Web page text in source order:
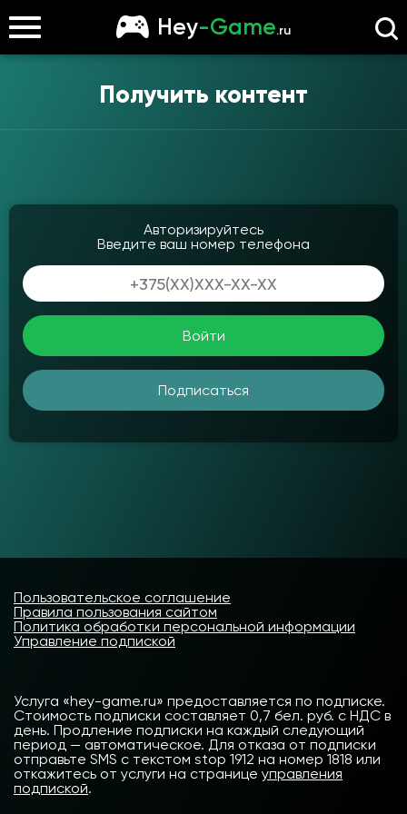
Hey-Game.ru
Получить контент
Авторизируйтесь
Введите ваш номер телефона
Войти
Подписаться
Пользовательское соглашение
Правила пользования сайтом
Политика обработки персональной информации
Управление подпиской
Услуга «hey-game.ru» предоставляется по подписке.
Стоимость подписки составляет 0,7 бел. руб. с НДС в
день. Продление подписки на каждый следующий
период — автоматическое. Для отказа от подписки
отправьте SMS с текстом stop 1912 на номер 1818 или
откажитесь от услуги на странице управления
подпиской.